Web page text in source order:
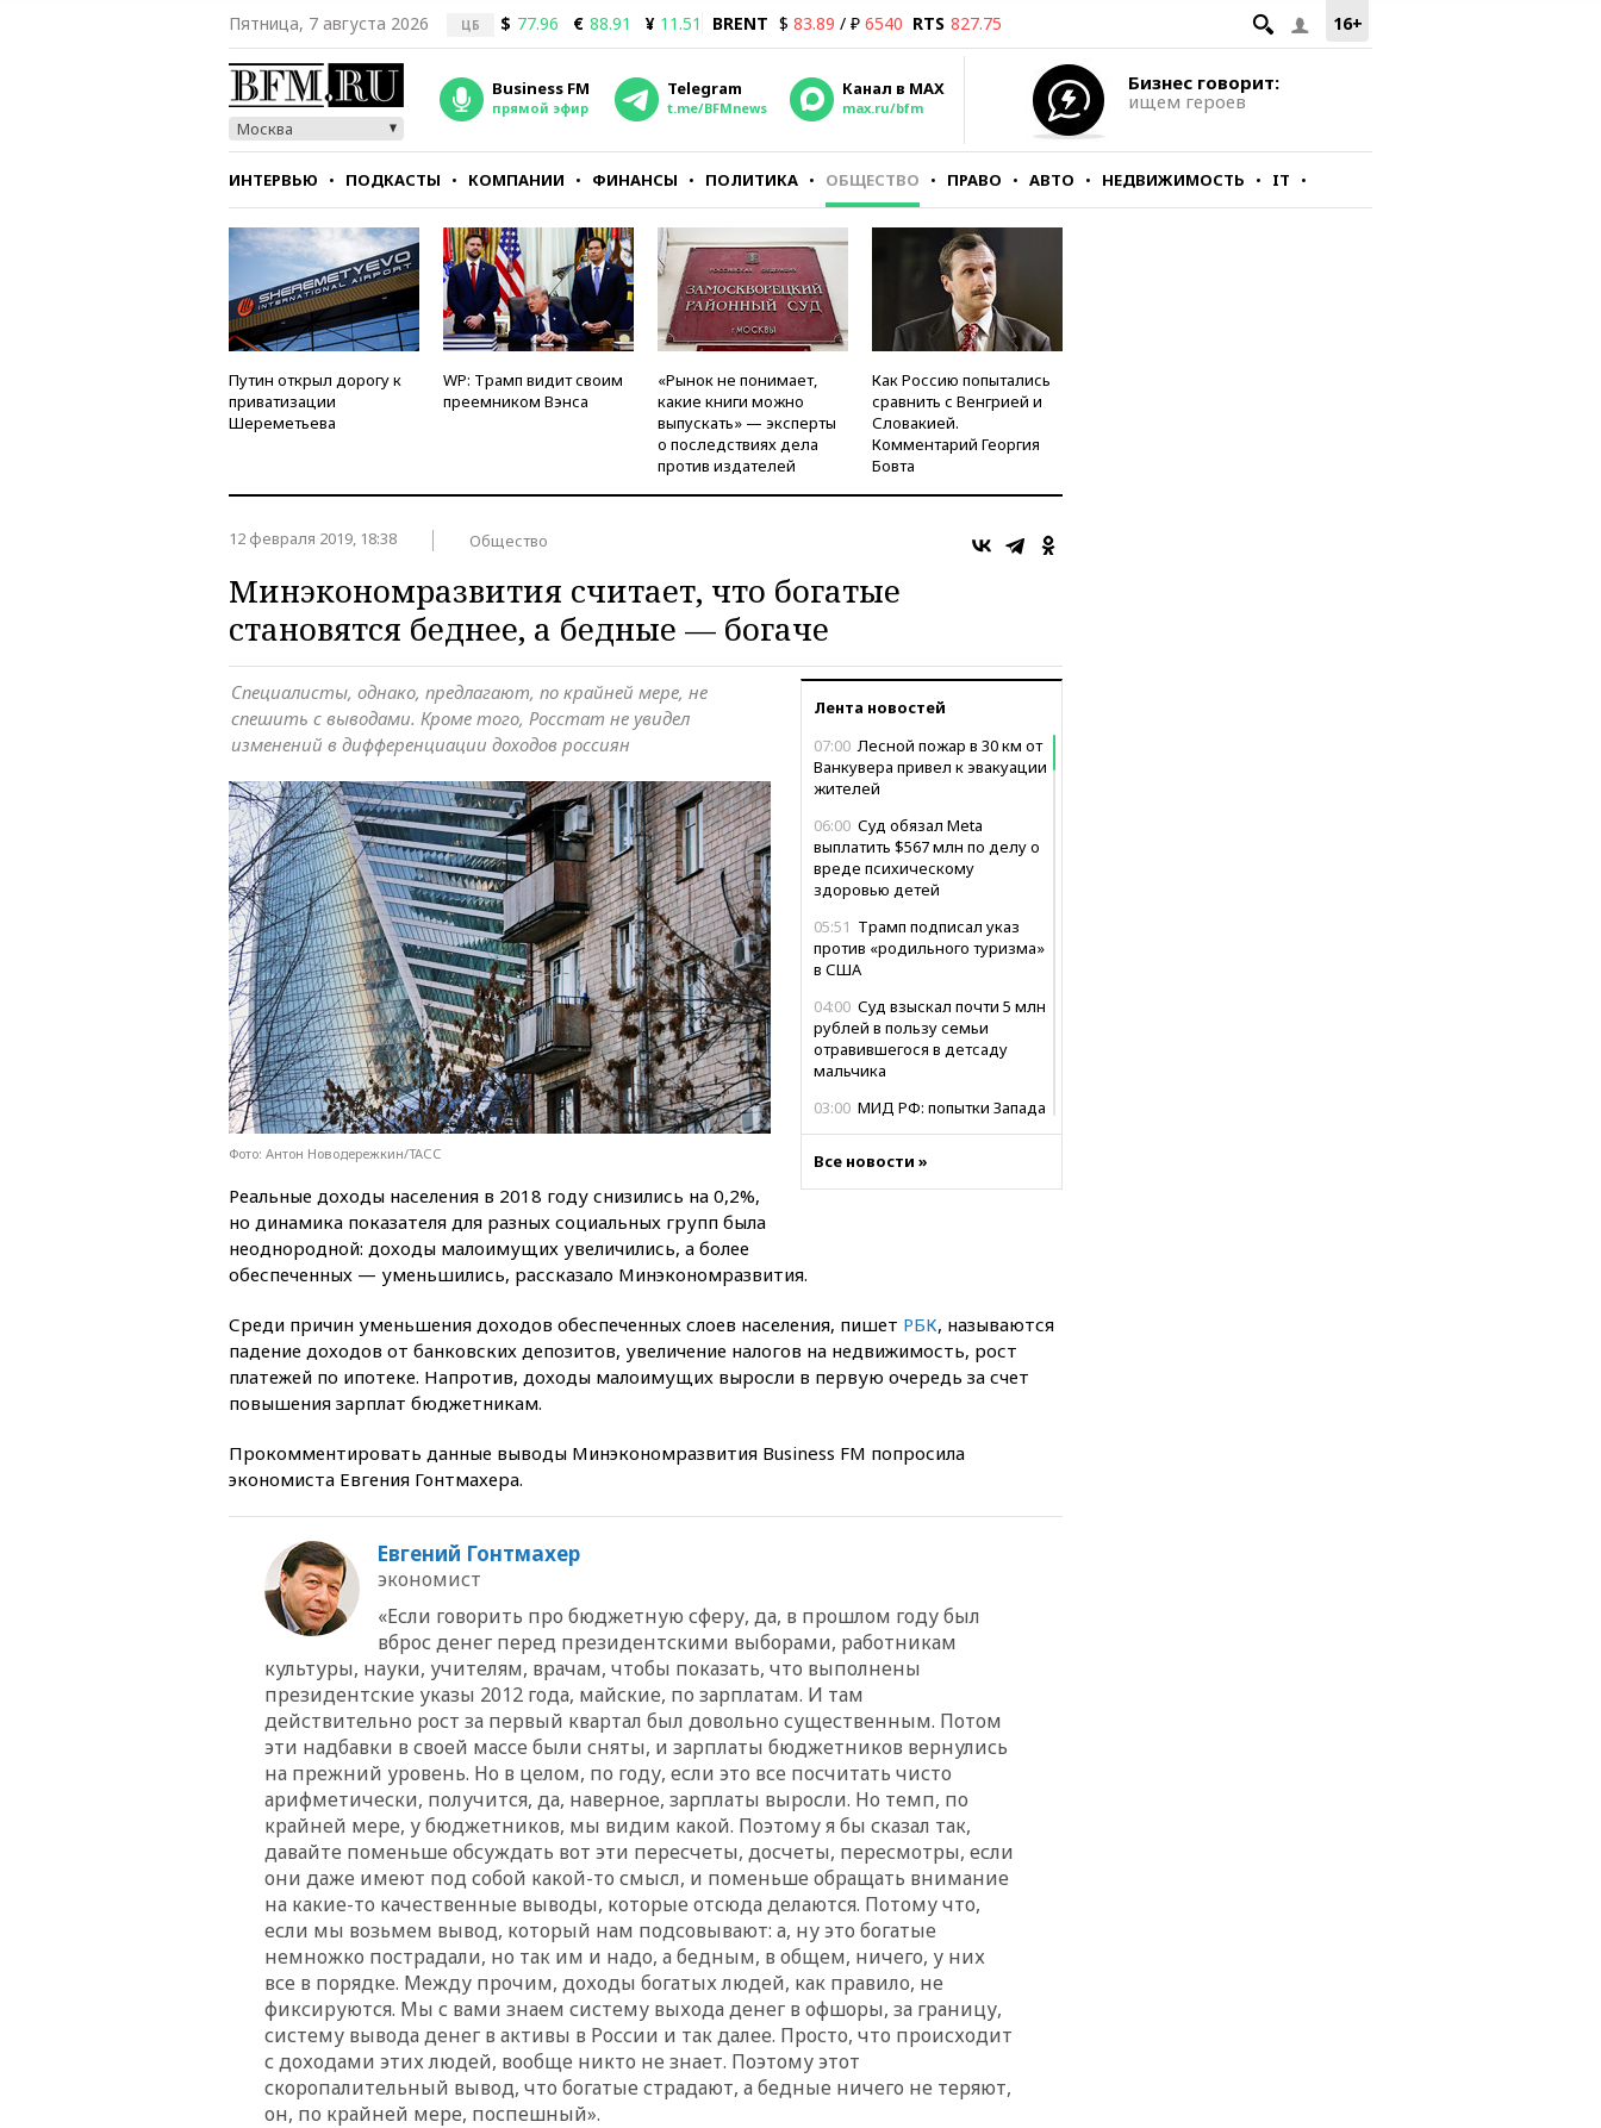
16+
Пятница, 7 августа 2026 ЦБ $ 77.96 € 88.91 ¥ 11.51 BRENT $ 83.89 / ₽ 6540 RTS 827.75
Москва
Business FM
прямой эфир
Telegram
t.me/BFMnews
Канал в MAX
max.ru/bfm
Бизнес говорит:
ищем героев
ИНТЕРВЬЮ ПОДКАСТЫ КОМПАНИИ ФИНАНСЫ ПОЛИТИКА ОБЩЕСТВО ПРАВО АВТО НЕДВИЖИМОСТЬ IT
СТИЛЬ ТЕСТЫ
Путин открыл дорогу к
приватизации
Шереметьева
WP: Трамп видит своим
преемником Вэнса
«Рынок не понимает,
какие книги можно
выпускать» — эксперты
о последствиях дела
против издателей
Как Россию попытались
сравнить с Венгрией и
Словакией.
Комментарий Георгия
Бовта
12 февраля 2019, 18:38 Общество
Минэкономразвития считает, что богатые
становятся беднее, а бедные — богаче
Лента новостей
07:00 Лесной пожар в 30 км от
Ванкувера привел к эвакуации
жителей
06:00 Суд обязал Meta
выплатить $567 млн по делу о
вреде психическому
здоровью детей
05:51 Трамп подписал указ
против «родильного туризма»
в США
04:00 Суд взыскал почти 5 млн
рублей в пользу семьи
отравившегося в детсаду
мальчика
03:00 МИД РФ: попытки Запада
02:00Ни один водоем Англии
00:01Трамп заявил о
необходимости пополнения
арсенала США
признать «Яблоко»
нежелательной организацией
В Москве в
пятницу ожидаются ливни
вчера, 22:35Винисиус
продлил контракт с «Реалом»
до 2032 года
вчера, 22:28 Отказаться от
российского гражданства
станет значительно дороже
вчера, 22:20Путин назвал 76-ю
гвардейскую десантно-
штурмовую дивизию
легендарной
вчера, 22:15Путин заслушал
доклад о ситуации на
добропольском направлении
вчера, 21:58 Генпрокуратура
признала нежелательным в
РФ американский Human
Rights Foundation
Все новости »
Специалисты, однако, предлагают, по крайней мере, не
спешить с выводами. Кроме того, Росстат не увидел
изменений в дифференциации доходов россиян
Фото: Антон Новодережкин/ТАСС
Реальные доходы населения в 2018 году снизились на 0,2%,
но динамика показателя для разных социальных групп была
неоднородной: доходы малоимущих увеличились, а более
обеспеченных — уменьшились, рассказало Минэкономразвития.
Среди причин уменьшения доходов обеспеченных слоев населения, пишет РБК, называются
падение доходов от банковских депозитов, увеличение налогов на недвижимость, рост
платежей по ипотеке. Напротив, доходы малоимущих выросли в первую очередь за счет
повышения зарплат бюджетникам.
Прокомментировать данные выводы Минэкономразвития Business FM попросила
экономиста Евгения Гонтмахера.
Евгений Гонтмахер
экономист
«Если говорить про бюджетную сферу, да, в прошлом году был
вброс денег перед президентскими выборами, работникам
культуры, науки, учителям, врачам, чтобы показать, что выполнены
президентские указы 2012 года, майские, по зарплатам. И там
действительно рост за первый квартал был довольно существенным. Потом
эти надбавки в своей массе были сняты, и зарплаты бюджетников вернулись
на прежний уровень. Но в целом, по году, если это все посчитать чисто
арифметически, получится, да, наверное, зарплаты выросли. Но темп, по
крайней мере, у бюджетников, мы видим какой. Поэтому я бы сказал так,
давайте поменьше обсуждать вот эти пересчеты, досчеты, пересмотры, если
они даже имеют под собой какой-то смысл, и поменьше обращать внимание
на какие-то качественные выводы, которые отсюда делаются. Потому что,
если мы возьмем вывод, который нам подсовывают: а, ну это богатые
немножко пострадали, но так им и надо, а бедным, в общем, ничего, у них
все в порядке. Между прочим, доходы богатых людей, как правило, не
фиксируются. Мы с вами знаем систему выхода денег в офшоры, за границу,
систему вывода денег в активы в России и так далее. Просто, что происходит
с доходами этих людей, вообще никто не знает. Поэтому этот
скоропалительный вывод, что богатые страдают, а бедные ничего не теряют,
он, по крайней мере, поспешный».